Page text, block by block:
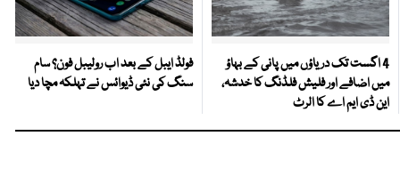
4 اگست تک دریاؤں میں پانی کے بہاؤ
میں اضافے اور فلیش فلڈنگ کا خدشہ،
این ڈی ایم اے کا الرٹ
فولڈ ایبل کے بعد اب رولیبل فون؟ سام
سنگ کی نئی ڈیوائس نے تہلکہ مچا دیا